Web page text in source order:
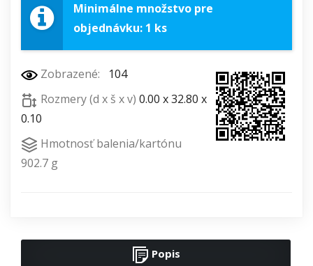
Minimálne množstvo pre
objednávku: 1 ks
Zobrazené:
104
Rozmery (d x š x v) 0.00 x 32.80 x
0.10
Hmotnosť balenia/kartónu
902.7 g
Popis